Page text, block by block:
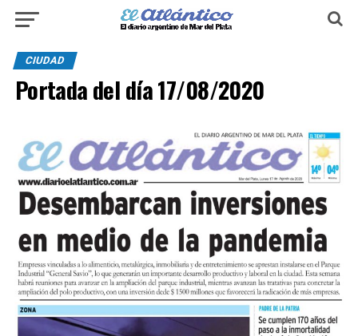
CIUDAD
Portada del día 17/08/2020